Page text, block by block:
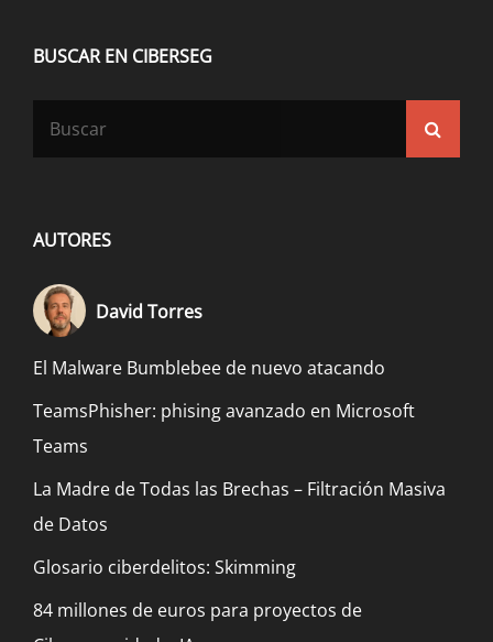
BUSCAR EN CIBERSEG
AUTORES
David Torres
El Malware Bumblebee de nuevo atacando
TeamsPhisher: phising avanzado en Microsoft
Teams
La Madre de Todas las Brechas – Filtración Masiva
de Datos
Glosario ciberdelitos: Skimming
84 millones de euros para proyectos de